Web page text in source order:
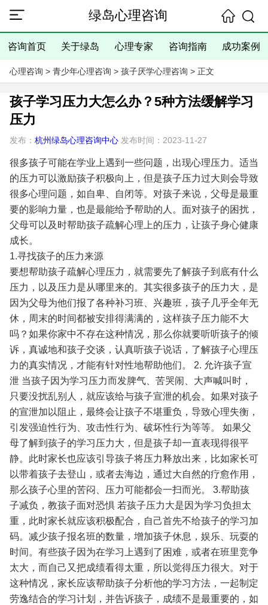
绿岛心理咨询
咨询首页 关于绿岛 心理专家 咨询指南 成功案例
心理咨询 > 青少年心理咨询 > 孩子厌学心理咨询 > 正文
孩子学习压力大怎么办？5种方法缓解学习
压力
发布： 杭州绿岛心理咨询中心发布时间：2023-11-27
很多孩子可能在学业上遇到一些问题，出现心理压力。适当
的压力可以激励孩子积极向上，但是孩子压力过大则会导致
很多心理问题，如自卑、自闭等。对孩子来说，父母是最重
要的影响力量，也是最能给予帮助的人。面对孩子的困扰，
父母可以及时帮助孩子疏解心理上的压力，让孩子身心健康
成长。
1.寻找孩子的压力来源
要想帮助孩子疏解心理压力，就需要先了解孩子到底有什么
压力，以及压力是从哪里来的。其实很多孩子的压力大，是
因为父母为他们报了各种补习班、兴趣班，孩子几乎全年无
休，周末的时间都被安排得满满的，这样孩子压力能不大
吗？如果你家中不存在这种情况，那么你就要听听孩子的倾
诉，真诚地和孩子交谈，认真听孩子说话，了解孩子心理压
力的真实情况，才能有针对性地帮助他们。
2. 允许孩子宣
泄当孩子因为学习压力而发脾气、苦哭闹、大声喊叫时，
只要没扰乱别人，就应该给与孩子宣泄的机会。如果对孩子
的宣泄加以阻止，最终会让孩子不堪重负，导致心理失衡，
引发强迫性行为、攻击性行为、破坏性行为等等。
如果父
母了解到孩子的学习压力大，但是孩子却一直表现得很平
静。此时家长也应该引导孩子将压力释放出来，比如家长可
以带着孩子去登山，或者去海边，通过大自然的疗愈作用，
那么孩子心里的苦闷、压力可能都会一扫而光。
3.帮助孩
子减负，教孩子面对恐惧若孩子压力大是因为学习负担太
重，此时家长就应该积极配合，自己首先不给孩子的学习加
码。减少孩子报名班的数量，增加孩子休息，娱乐、玩耍的
时间。有些孩子因为在学习上遇到了困难，或者在班里竞争
太大，而自己又把成绩看得太重，所以觉得压力很大。对于
这种情况，家长应该帮助孩子分析他的学习方法，一起制定
劳逸结合的学习计划，并告诉孩子，成绩不是最重要的，如